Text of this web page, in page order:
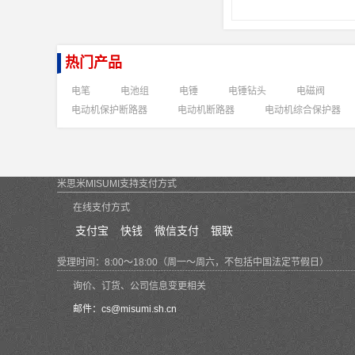
热门产品
电笔 电池组 电锤 电锤钻头
电磁阀
电动机保护断路器
电动机断路器 电动机综合保护器
米思米MISUMI支持支付方式
在线支付方式
支付宝 快钱 微信支付 银联
受理时间：8:00～18:00（周一～周六，不包括中国法定节假日）
询价、订货、公司信息变更相关
邮件： cs@misumi.sh.cn